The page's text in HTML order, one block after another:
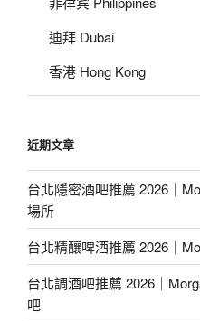
迪拜 Dubai
香港 Hong Kong
近期文章
台北隱密酒吧推薦 2026｜
場所
台北精釀啤酒推薦 2026｜
台北調酒吧推薦 2026｜
吧